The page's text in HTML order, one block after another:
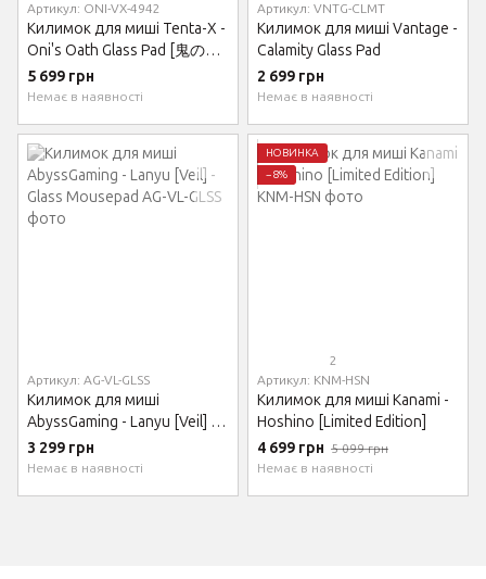
Артикул: ONI-VX-4942
Килимок для миші Tenta-X -
Oni's Oath Glass Pad [鬼の誓
い] - Vault-X Edition
5 699 грн
Немає в наявності
Артикул: VNTG-CLMT
Килимок для миші Vantage -
Calamity Glass Pad
2 699 грн
Немає в наявності
Артикул: AG-VL-GLSS
Килимок для миші
AbyssGaming - Lanyu [Veil] -
Glass Mousepad
3 299 грн
Немає в наявності
НОВИНКА
−8%
2
Артикул: KNM-HSN
Килимок для миші Kanami -
Hoshino [Limited Edition]
4 699 грн 5 099 грн
Немає в наявності